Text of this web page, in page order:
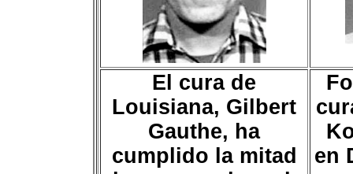
El cura de
Louisiana, Gilbert
Gauthe, ha
cumplido la mitad
en